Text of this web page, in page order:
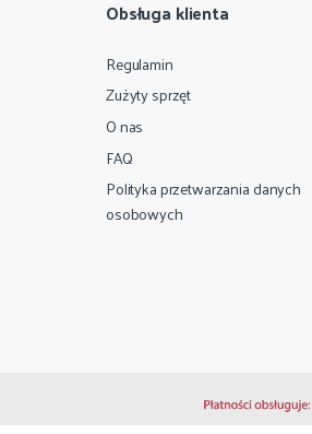
Obsługa klienta
Regulamin
Zużyty sprzęt
O nas
FAQ
Polityka przetwarzania danych
osobowych